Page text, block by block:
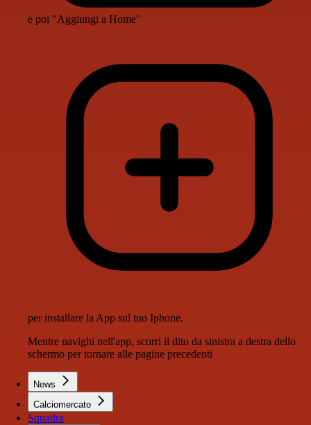
e poi "Aggiungi a Home"
per installare la App sul tuo Iphone.
Mentre navighi nell'app, scorri il dito da sinistra a destra dello
schermo per tornare alle pagine precedenti
News
Calciomercato
Squadra